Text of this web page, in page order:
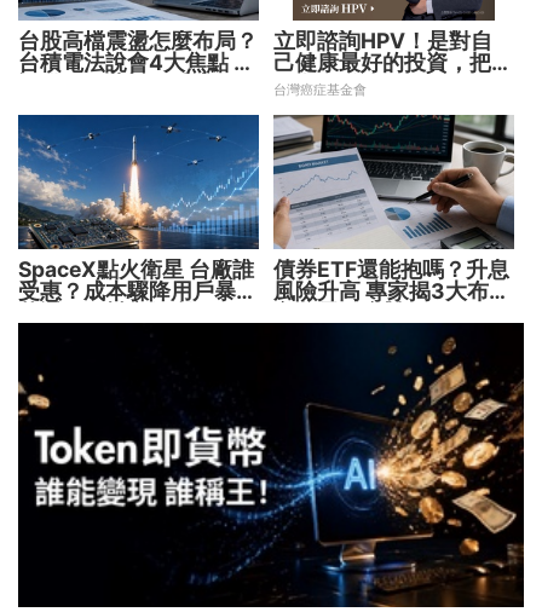
台股高檔震盪怎麼布局？
台積電法說會4大焦點 AI
立即諮詢HPV！是對自
己健康最好的投資，把握
現在不嫌晚！
台灣癌症基金會
SpaceX點火衛星 台廠誰
受惠？成本驟降用戶暴增
債券ETF還能抱嗎？升息
風險升高 專家揭3大布局